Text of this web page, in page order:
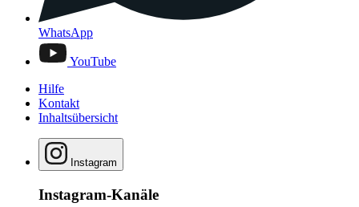
WhatsApp
YouTube
Hilfe
Kontakt
Inhaltsübersicht
Instagram
Instagram-Kanäle